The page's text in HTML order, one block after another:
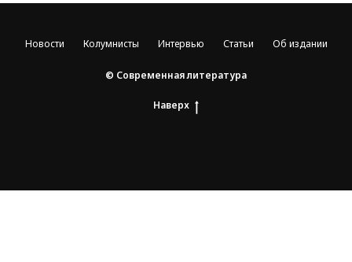
Новости Колумнисты Интервью Статьи Об издании
© Современная литература
Наверх